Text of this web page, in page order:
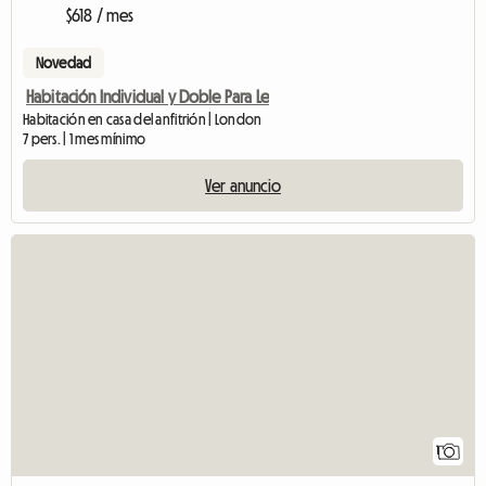
$618 / mes
Novedad
Habitación Individual y Doble Para Le
Habitación en casa del anfitrión | London
7 pers. | 1 mes mínimo
Ver anuncio
1